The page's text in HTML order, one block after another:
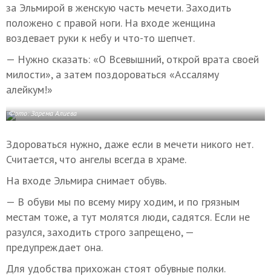
за Эльмирой в женскую часть мечети. Заходить
положено с правой ноги. На входе женщина
воздевает руки к небу и что-то шепчет.
— Нужно сказать: «О Всевышний, открой врата своей
милости», а затем поздороваться «Ассаляму
алейкум!»
Фото: Зарема Алиева
Здороваться нужно, даже если в мечети никого нет.
Считается, что ангелы всегда в храме.
На входе Эльмира снимает обувь.
— В обуви мы по всему миру ходим, и по грязным
местам тоже, а тут молятся люди, садятся. Если не
разулся, заходить строго запрещено, —
предупреждает она.
Для удобства прихожан стоят обувные полки.